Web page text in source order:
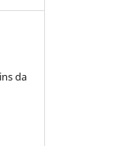
da